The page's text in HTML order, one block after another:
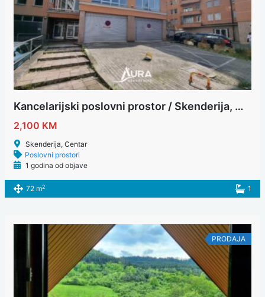
Kancelarijski poslovni prostor / Skenderija, Centar
2,100 KM
Skenderija, Centar
Poslovni prostori
1 godina od objave
72 m2 1
PRODAJA